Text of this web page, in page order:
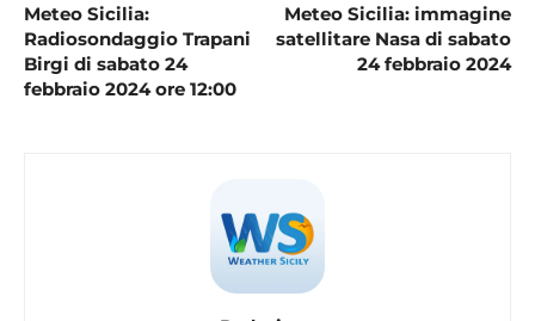
Meteo Sicilia:
Radiosondaggio Trapani
Birgi di sabato 24
febbraio 2024 ore 12:00
Meteo Sicilia: immagine
satellitare Nasa di sabato
24 febbraio 2024